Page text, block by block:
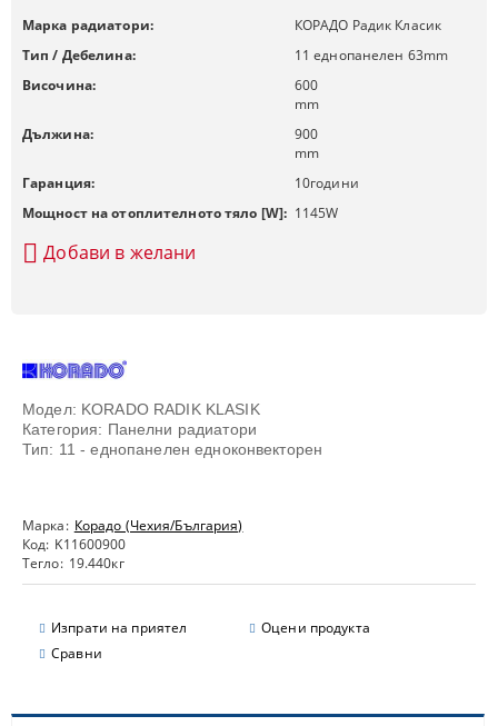
Модел: KORADO RADIK KLASIK
Категория: Панелни радиатори
Тип: 11 - еднопанелен едноконвекторен
Марка: Корадо (Чехия/България)
Код: K11600900
Тегло: 19.440кг
Изпрати на приятел
Оцени продукта
Сравни
Марка радиатори:
КОРАДО Радик Класик
Тип / Дебелина:
11 еднопанелен 63mm
Височина:
600
mm
Дължина:
900
mm
Гаранция:
10години
Мощност на отоплителното тяло [W]: 1145W
Добави в желани